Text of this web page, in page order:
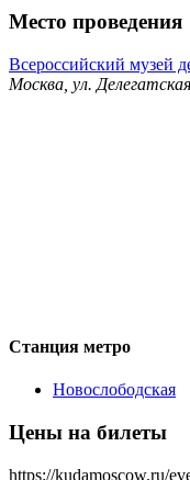
Место проведения
Всероссийский музей
Москва, ул.
Станция метро
Новослободская
Цены на билеты
https://kudamoscow.ru/